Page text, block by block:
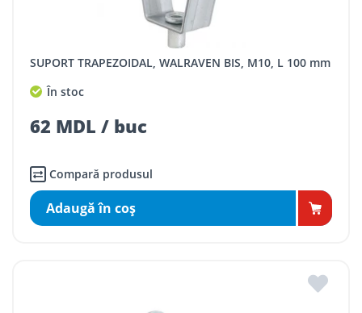
SUPORT TRAPEZOIDAL, WALRAVEN BIS, M10, L 100 mm
În stoc
62 MDL / buc
Compară produsul
Adaugă în coş